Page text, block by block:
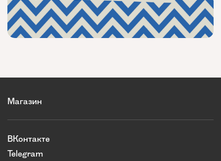
Магазин
ВКонтакте
Telegram